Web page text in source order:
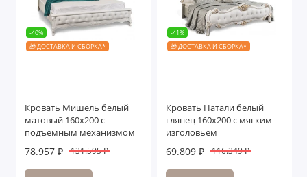
-40%
🎁 ДОСТАВКА И СБОРКА*
Кровать Мишель белый
матовый 160х200 с
подъемным механизмом
78.957 ₽ 131.595 ₽
-41%
🎁 ДОСТАВКА И СБОРКА*
Кровать Натали белый
глянец 160х200 с мягким
изголовьем
69.809 ₽ 116.349 ₽